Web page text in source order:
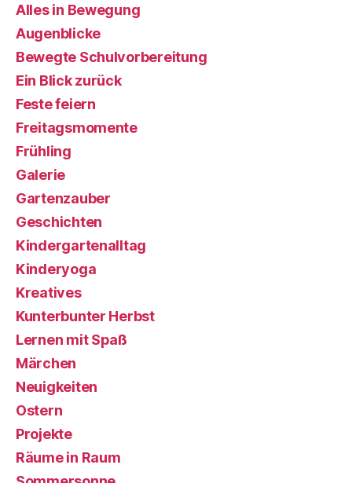
Alles in Bewegung
Augenblicke
Bewegte Schulvorbereitung
Ein Blick zurück
Feste feiern
Freitagsmomente
Frühling
Galerie
Gartenzauber
Geschichten
Kindergartenalltag
Kinderyoga
Kreatives
Kunterbunter Herbst
Lernen mit Spaß
Märchen
Neuigkeiten
Ostern
Projekte
Räume in Raum